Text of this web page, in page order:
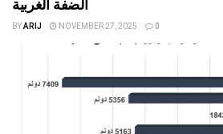
BYARIJ NOVEMBER 27, 2025 0